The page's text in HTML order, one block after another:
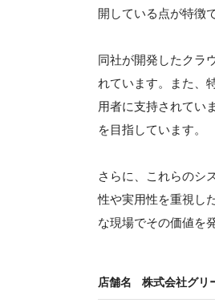
開している点が特徴
同社が開発したクラ
れています。また、
用者に支持されてい
を目指しています。
さらに、これらのシ
性や実用性を重視し
な現場でその価値を
店舗名 株式会社グリ